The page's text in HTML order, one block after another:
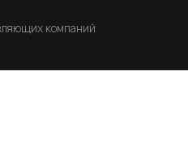
компаний